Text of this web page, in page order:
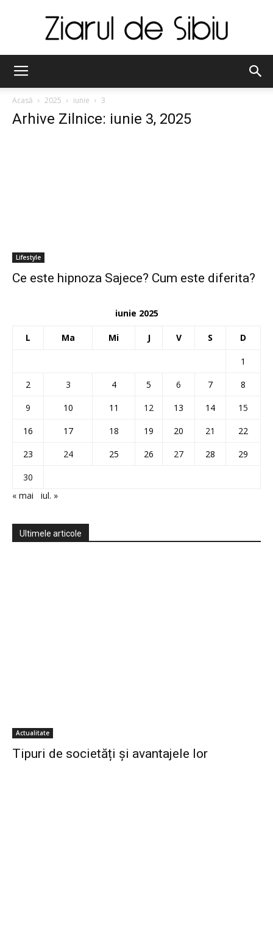
de
Acasă 2025 iunie 3
Arhive Zilnice: iunie 3, 2025
Lifestyle
Ce este hipnoza Sajece? Cum este diferita?
iunie 2025
L Ma Mi J V S D
1
2
3 4 5 6 7
8
9
10 11 12 13 14
15
16
17 18 19 20 21
22
23
24 25 26 27 28
29
30
« mai
iul. »
Ultimele articole
Actualitate
Tipuri de societăți și avantajele lor